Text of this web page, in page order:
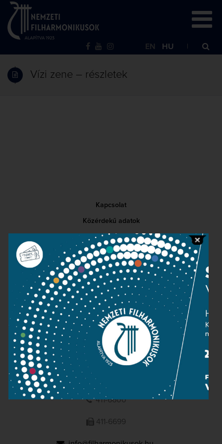
EN HU
Vízi zene – részletek
Kapcsolat
Közérdekű adatok
Sajtószoba
Adatvédelem
Impresszum
NEMZETI
FILHARMONIKUSOK
1095 Budapest, Komor Marcell u. 1. (Müpa)
411-6600
411-6699